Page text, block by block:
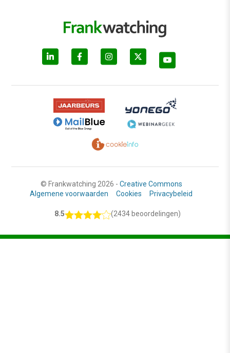
© Frankwatching 2026 - Creative Commons
Algemene voorwaarden
Cookies Privacybeleid
8.5 (2434 beoordelingen)